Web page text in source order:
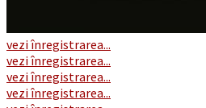
vezi înregistrarea...
vezi înregistrarea...
vezi înregistrarea...
vezi înregistrarea...